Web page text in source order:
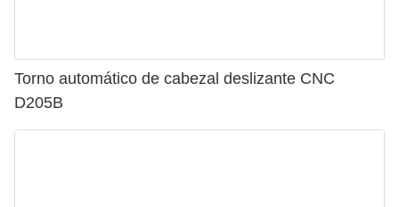
Torno automático de cabezal deslizante CNC
D205B